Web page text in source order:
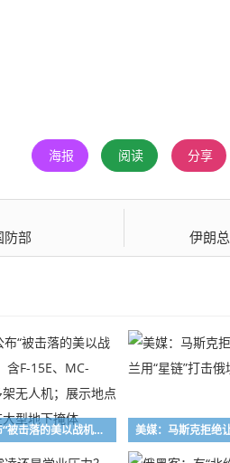
海报 阅读 分享
防部 伊朗
伊朗公布“被击落的美以战机残骸”：含F-15E、MC-130J、多架无人机；展示地点疑似是在大型地下掩体